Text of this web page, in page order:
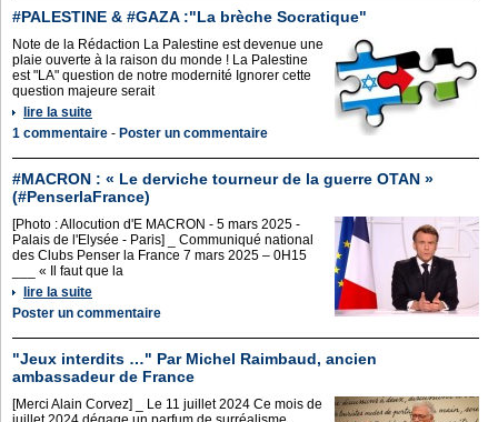
#PALESTINE & #GAZA :"La brèche Socratique"
Note de la Rédaction La Palestine est devenue une
plaie ouverte à la raison du monde ! La Palestine
est "LA" question de notre modernité Ignorer cette
question majeure serait
lire la suite
1 commentaire - Poster un commentaire
#MACRON : « Le derviche tourneur de la guerre OTAN »
(#PenserlaFrance)
[Photo : Allocution d'E MACRON - 5 mars 2025 -
Palais de l'Elysée - Paris] _ Communiqué national
des Clubs Penser la France 7 mars 2025 – 0H15
___ « Il faut que la
lire la suite
Poster un commentaire
"Jeux interdits …" Par Michel Raimbaud, ancien
ambassadeur de France
[Merci Alain Corvez] _ Le 11 juillet 2024 Ce mois de